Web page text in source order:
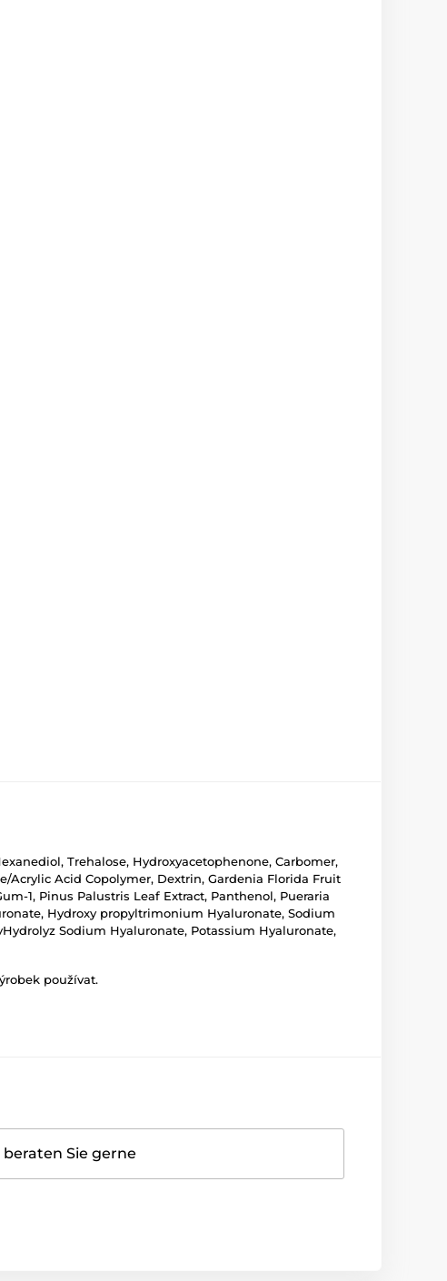
Trehalose, Hydroxyacetophenone, Carbomer,
Acrylic Acid Copolymer, Dextrin, Gardenia Florida Fruit
1, Pinus Palustris Leaf Extract, Panthenol, Pueraria
Hydroxy propyltrimonium Hyaluronate, Sodium
Sodium Hyaluronate, Potassium Hyaluronate,
používat.
Sie gerne